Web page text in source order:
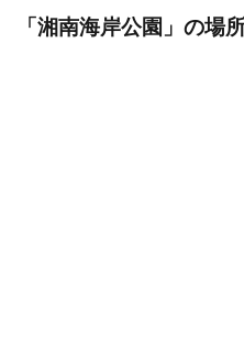
「湘南海岸公園 」の場